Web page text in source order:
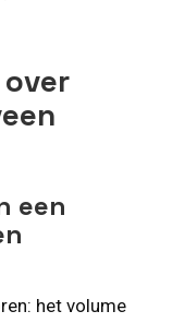
een
het volume